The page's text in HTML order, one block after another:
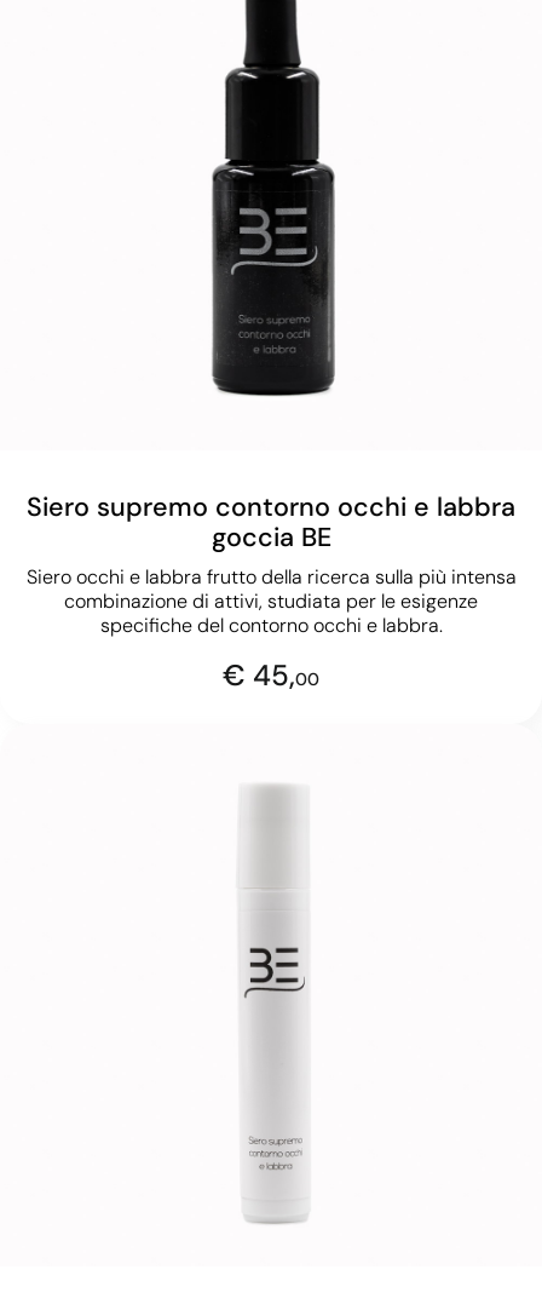
Siero supremo contorno occhi e labbra
goccia BE
Siero occhi e labbra frutto della ricerca sulla più intensa
combinazione di attivi, studiata per le esigenze
specifiche del contorno occhi e labbra.
€ 45,00